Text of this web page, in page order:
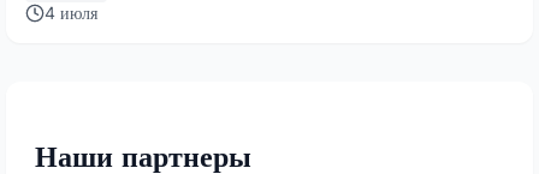
4 июля
Наши партнеры